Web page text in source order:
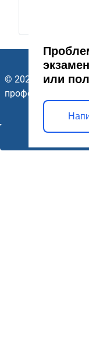
или
© 2026 ГАПОУ